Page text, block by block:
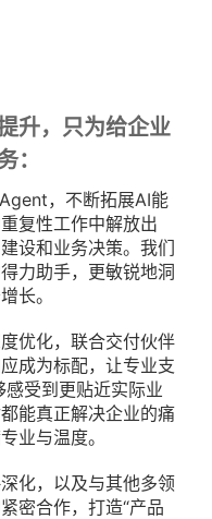
升，只为给企业
：
，不断拓展AI能
复性工作中解放出
设和业务决策。我们
力助手，更敏锐地洞
长。
优化，联合交付伙伴
成为标配，让专业支
受到更贴近实际业
能真正解决企业的痛
业与温度。
化，以及与其他多领
密合作，打造“产品